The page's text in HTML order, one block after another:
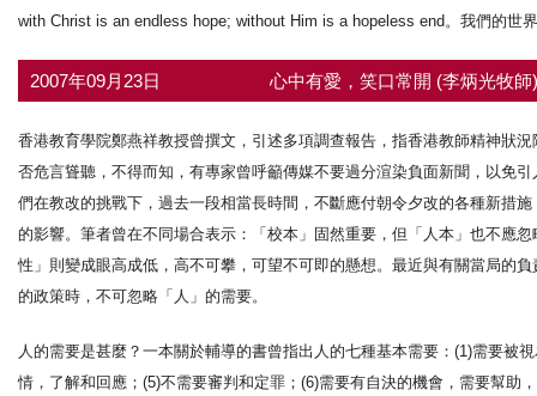
with Christ is an endless hope; without Him is a hopeless end。我們的世
2007年09月23日 心中有愛，笑口常開 (李炳光牧
香港教育學院鄭燕祥教授曾撰文，引述多項調查報告，指香港教師精神狀
否危言聳聽，不得而知，有專家曾呼籲傳媒不要過分渲染負面新聞，以免
們在教改的挑戰下，過去一段相當長時間，不斷應付朝令夕改的各種新措
的影響。筆者曾在不同場合表示：「校本」固然重要，但「人本」也不應
性」則變成眼高成低，高不可攀，可望不可即的懸想。最近與有關當局的
的政策時，不可忽略「人」的需要。
人的需要是甚麼？一本關於輔導的書曾指出人的七種基本需要：(1)需要被
情，了解和回應；(5)不需要審判和定罪；(6)需要有自決的機會，需要幫